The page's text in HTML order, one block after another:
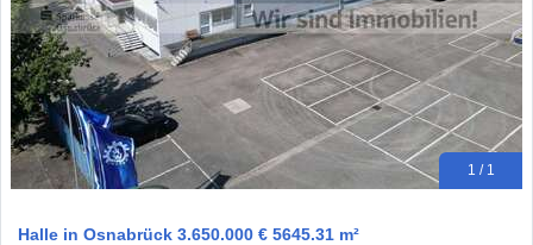
1 / 1
Halle in Osnabrück 3.650.000 € 5645.31 m²